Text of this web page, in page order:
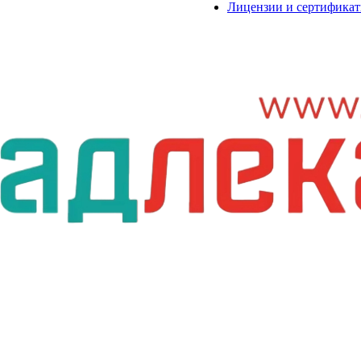
Лицензии и